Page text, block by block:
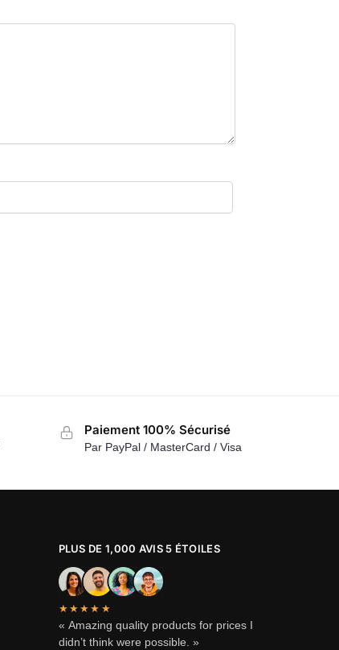
Paiement 100% Sécurisé
Par PayPal / MasterCard / Visa
PLUS DE 1,000 AVIS 5 ÉTOILES
★★★★★
« Amazing quality products for prices I
didn’t think were possible. »